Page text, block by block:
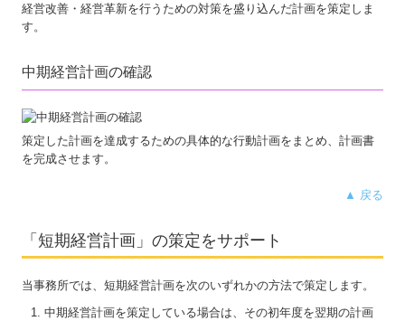
経営改善・経営革新を行うための対策を盛り込んだ計画を策定しま
す。
中期経営計画の確認
策定した計画を達成するための具体的な行動計画をまとめ、計画書
を完成させます。
▲ 戻る
「短期経営計画」の策定をサポート
当事務所では、短期経営計画を次のいずれかの方法で策定します。
中期経営計画を策定している場合は、その初年度を翌期の計画